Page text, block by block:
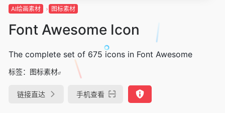
AI绘画素材 图标素材
Font Awesome Icon
The complete set of 675 icons in Font Awesome
标签： 图标素材
链接直达 手机查看